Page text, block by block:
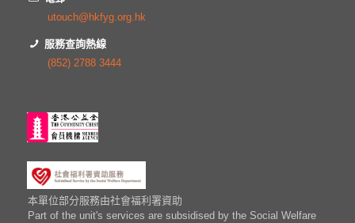
utouch@hkfyg.org.hk
服務查詢熱線
(852) 2788 3444
本單位部分服務由社會福利署資助
Part of the unit's services are subsidised by the Social Welfare